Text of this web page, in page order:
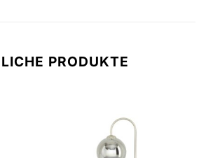
PRODUKTE